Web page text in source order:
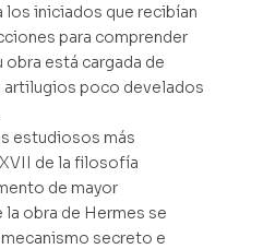
los iniciados que recibían
para comprender
obra está cargada de
poco develados
estudiosos más
de la filosofía
de mayor
obra de Hermes se
secreto e